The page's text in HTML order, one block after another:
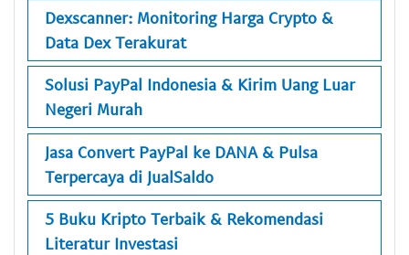
Dexscanner: Monitoring Harga Crypto &
Data Dex Terakurat
Solusi PayPal Indonesia & Kirim Uang Luar
Negeri Murah
Jasa Convert PayPal ke DANA & Pulsa
Terpercaya di JualSaldo
5 Buku Kripto Terbaik & Rekomendasi
Literatur Investasi